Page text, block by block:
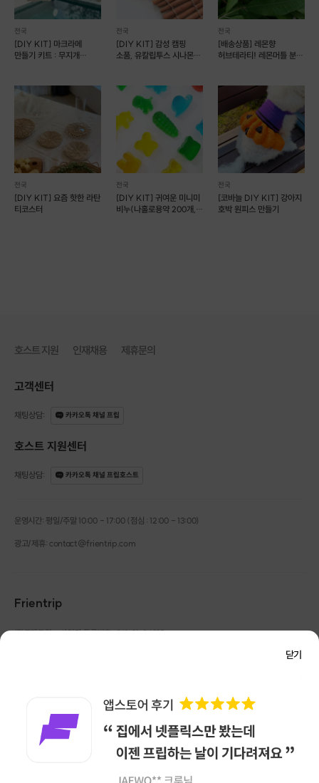
닫기
전국
[DIY KIT] 마크라메
만들기 키트 : 무지개
전국
[DIY KIT] 감성 캠핑
소품, 유칼립투스 시나몬
전국
[배송상품] 레몬향
허브테라티! 레몬머틀 분말
전국
[DIY KIT] 요즘 핫한 라탄
티코스터
전국
[DIY KIT] 귀여운 미니미
비누(나홀로용약 200개,
전국
[코바늘 DIY KIT] 강아지
호박 원피스 만들기
호스트 지원 인재채용 제휴문의
고객센터
채팅상담: 카카오톡 채널 프립
호스트 지원센터
채팅상담: 카카오톡 채널 프립호스트
운영시간: 평일/주말 10:00 - 17:00 (점심 : 12:00 - 13:00)
광고/제휴: contact@frientrip.com
Frientrip
㈜프렌트립 | 사업자 등록번호 : 261-81-04385
대해 ㈜프렌트립은 일체의 책임을 지지 않습니다.
NICEPAY 안전거래 서비스 : 고객님의 안전거래를 위해 현금 결제 시, 저희 사이트에서 가입한
구매안전 서비스를 이용할 수 있습니다.가입 확인
이용약관